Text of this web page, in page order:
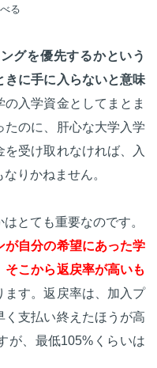
る
グを優先するかという
きに手に入らないと意味
の入学資金としてまとま
たのに、肝心な大学入学
受け取れなければ、入
りかねません。
とても重要なのです。
が自分の希望にあった学
こから返戻率が高いも
ます。返戻率は、加入プ
く支払い終えたほうが高
が、最低105%くらいは